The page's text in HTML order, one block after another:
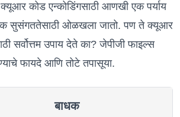
कोड एन्कोडिंगसाठी आणखी एक पर्याय
सुसंगततेसाठी ओळखला जातो. पण ते क्यूआर
सर्वोत्तम उपाय देते का? जेपीजी फाइल्स
फायदे आणि तोटे तपासूया.
बाधक